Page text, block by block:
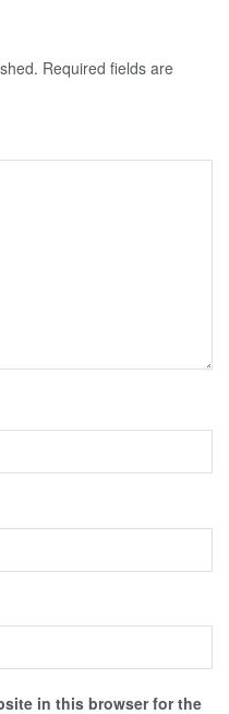
Required fields are
in this browser for the